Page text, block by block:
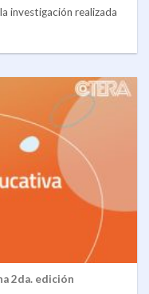
investigación realizada
2da. edición